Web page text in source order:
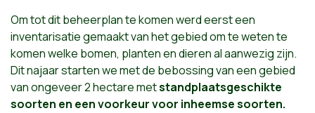
Om tot dit beheerplan te komen werd eerst een
inventarisatie gemaakt van het gebied om te weten te
komen welke bomen, planten en dieren al aanwezig zijn.
Dit najaar starten we met de bebossing van een gebied
van ongeveer 2 hectare metstandplaatsgeschikte
soorten en een voorkeur voor inheemse soorten.